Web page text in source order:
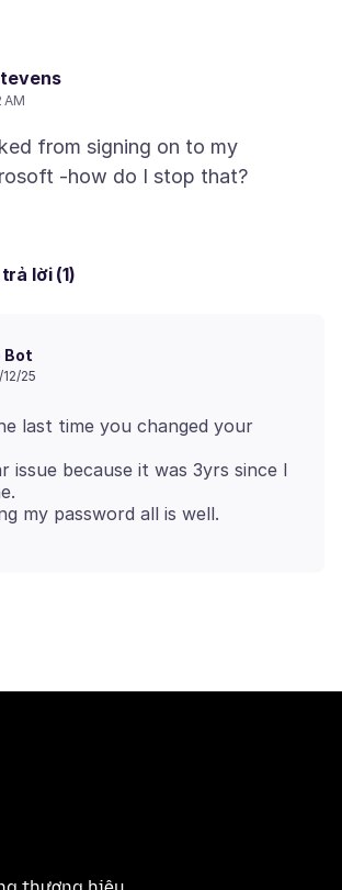
AM
from signing on to my
lời (1)
Bot
12/25
last time you changed your
issue because it was 3yrs since I